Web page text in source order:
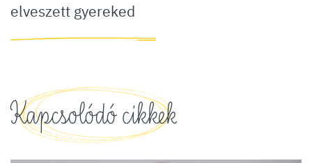
elveszett gyereked
Kapcsolódó cikkek